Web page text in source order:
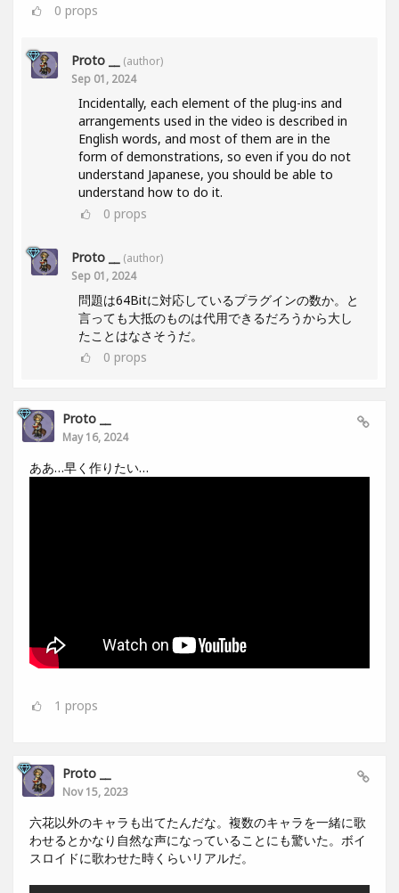
0 props
Proto __
(author)
Sep 01, 2024
Incidentally, each element of the plug-ins and
arrangements used in the video is described in
English words, and most of them are in the
form of demonstrations, so even if you do not
understand Japanese, you should be able to
understand how to do it.
0 props
Proto __
(author)
Sep 01, 2024
問題は64Bitに対応しているプラグインの数か。と
言っても大抵のものは代用できるだろうから大し
たことはなさそうだ。
0 props
Proto __
May 16, 2024
ああ…早く作りたい…
1 props
Proto __
Nov 15, 2023
六花以外のキャラも出てたんだな。複数のキャラを一緒に歌
わせるとかなり自然な声になっていることにも驚いた。ボイ
スロイドに歌わせた時くらいリアルだ。